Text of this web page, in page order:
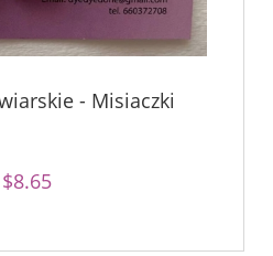
- Misiaczki
$8.65